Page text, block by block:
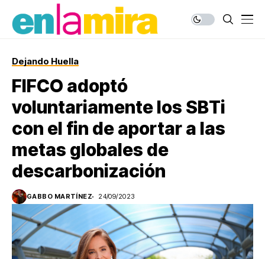
Dejando Huella
FIFCO adoptó
voluntariamente los SBTi
con el fin de aportar a las
metas globales de
descarbonización
GABBO MARTÍNEZ 24/09/2023